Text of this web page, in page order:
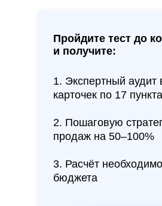
1. Экспертный аудит
карточек по 17
2. Пошаговую
продаж на 50–100%
3. Расчёт
бюджета
Пройдите тест до
и получите: